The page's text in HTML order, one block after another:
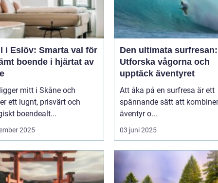
i Eslöv: Smarta val för
boende i hjärtat av
mitt i Skåne och
ett lugnt, prisvärt och
boendealt...
2025
Den ultimata surfresan:
Utforska vågorna och
upptäck äventyret
Att åka på en surfresa är ett
spännande sätt att
äventyr o...
03 juni 2025